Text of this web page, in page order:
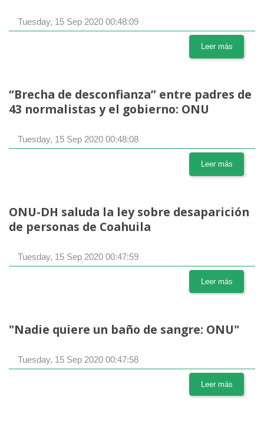
Tuesday, 15 Sep 2020 00:48:09
Leer más
“Brecha de desconfianza” entre padres de
43 normalistas y el gobierno: ONU
Tuesday, 15 Sep 2020 00:48:08
Leer más
ONU-DH saluda la ley sobre desaparición
de personas de Coahuila
Tuesday, 15 Sep 2020 00:47:59
Leer más
"Nadie quiere un baño de sangre: ONU"
Tuesday, 15 Sep 2020 00:47:58
Leer más